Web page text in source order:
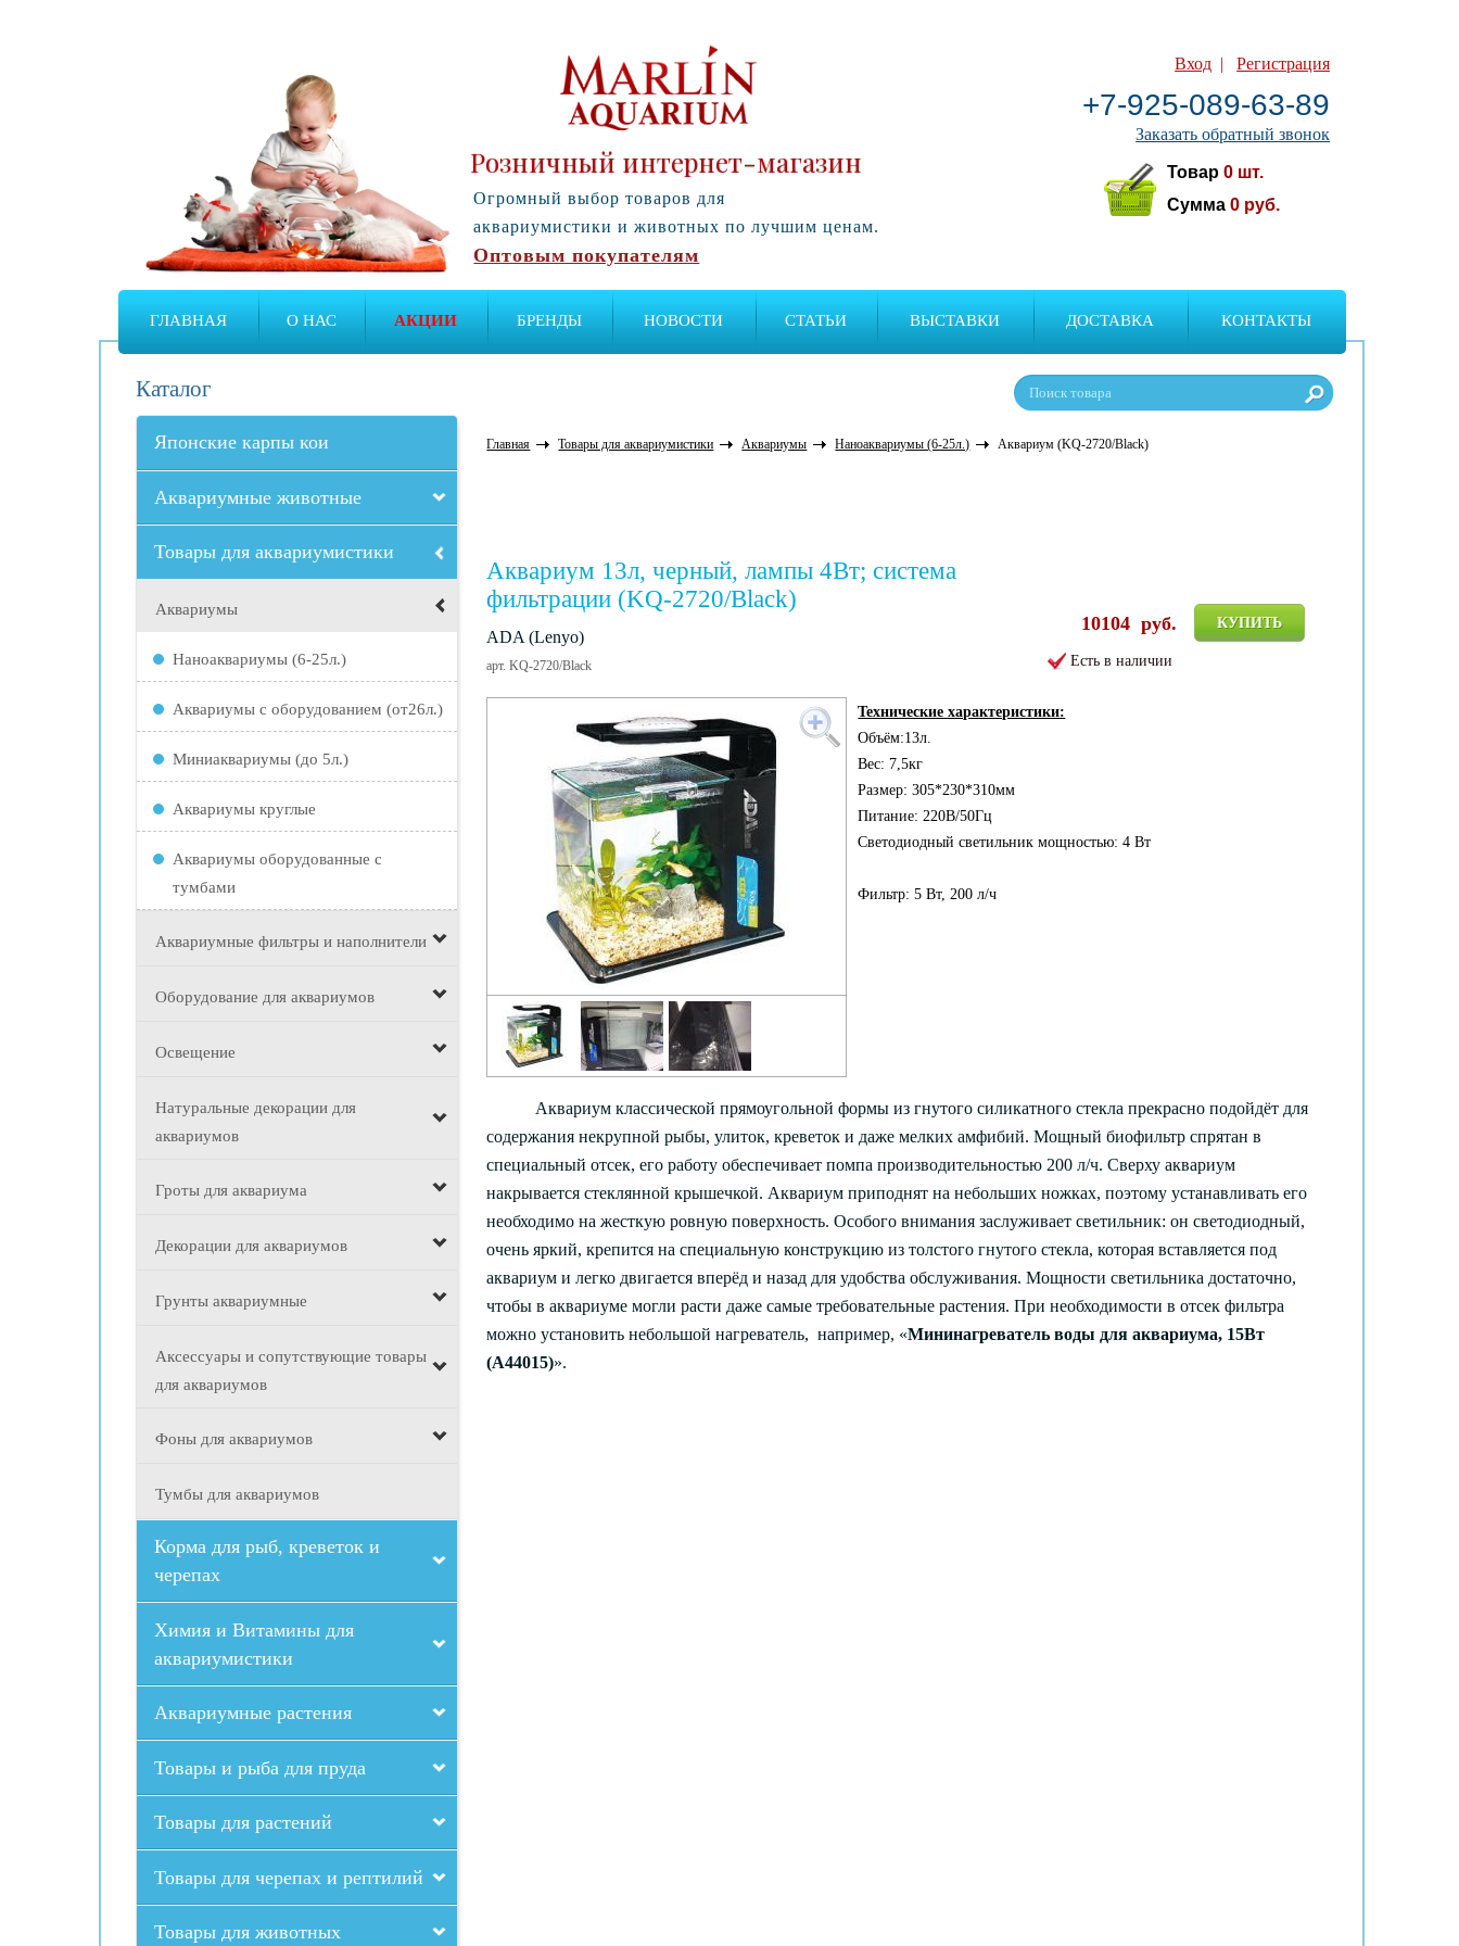
Вход |Регистрация
+7-925-089-63-89
Заказать обратный звонок
Товар0 шт.
Сумма0 руб.
Розничный интернет-магазин
Огромный выбор товаров для
аквариумистики и животных по лучшим ценам.
Оптовым покупателям
ГЛАВНАЯ О НАС АКЦИИ БРЕНДЫ НОВОСТИ СТАТЬИ ВЫСТАВКИ ДОСТАВКА КОНТАКТЫ
Каталог
Японские карпы кои
Аквариумные животные
Товары для аквариумистики
Аквариумы
Наноаквариумы (6-25л.)
Аквариумы с оборудованием (от26л.)
Миниаквариумы (до 5л.)
Аквариумы круглые
Аквариумы оборудованные с
тумбами
Аквариумные фильтры и наполнители
Оборудование для аквариумов
Освещение
Натуральные декорации для
аквариумов
Гроты для аквариума
Декорации для аквариумов
Грунты аквариумные
Аксессуары и сопутствующие товары
для аквариумов
Фоны для аквариумов
Тумбы для аквариумов
Корма для рыб, креветок и
черепах
Химия и Витамины для
аквариумистики
Аквариумные растения
Товары и рыба для пруда
Товары для растений
Товары для черепах и рептилий
Товары для животных
Главная Товары для аквариумистики Аквариумы Наноаквариумы (6-25л.) Аквариум (KQ-2720/Black)
Аквариум 13л, черный, лампы 4Вт; система
фильтрации (KQ-2720/Black)
ADA (Lenyo)
арт. KQ-2720/Black
КУПИТЬ
10104 руб.
Есть в наличии
Технические характеристики:
Объём:13л.
Вес: 7,5кг
Размер: 305*230*310мм
Питание: 220В/50Гц
Светодиодный светильник мощностью: 4 Вт
Фильтр: 5 Вт, 200 л/ч
Аквариум классической прямоугольной формы из гнутого силикатного стекла прекрасно подойдёт для
содержания некрупной рыбы, улиток, креветок и даже мелких амфибий. Мощный биофильтр спрятан в
специальный отсек, его работу обеспечивает помпа производительностью 200 л/ч. Сверху аквариум
накрывается стеклянной крышечкой. Аквариум приподнят на небольших ножках, поэтому устанавливать его
необходимо на жесткую ровную поверхность. Особого внимания заслуживает светильник: он светодиодный,
очень яркий, крепится на специальную конструкцию из толстого гнутого стекла, которая вставляется под
аквариум и легко двигается вперёд и назад для удобства обслуживания. Мощности светильника достаточно,
чтобы в аквариуме могли расти даже самые требовательные растения. При необходимости в отсек фильтра
можно установить небольшой нагреватель, например, «Мининагреватель воды для аквариума, 15Вт
(A44015)».